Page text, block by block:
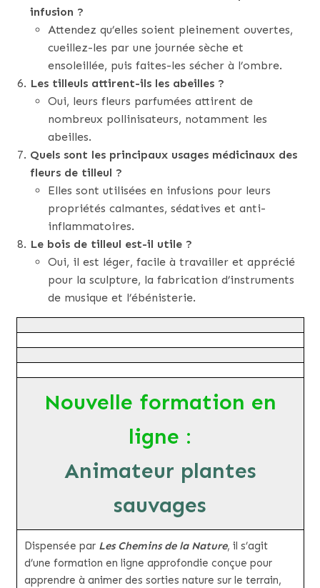
infusion ?
Attendez qu’elles soient pleinement ouvertes,
cueillez-les par une journée sèche et
ensoleillée, puis faites-les sécher à l’ombre.
Les tilleuls attirent-ils les abeilles ?
Oui, leurs fleurs parfumées attirent de
nombreux pollinisateurs, notamment les
abeilles.
Quels sont les principaux usages médicinaux des
fleurs de tilleul ?
Elles sont utilisées en infusions pour leurs
propriétés calmantes, sédatives et anti-
inflammatoires.
Le bois de tilleul est-il utile ?
Oui, il est léger, facile à travailler et apprécié
pour la sculpture, la fabrication d’instruments
de musique et l’ébénisterie.
Nouvelle formation en
ligne :
Animateur plantes
sauvages
Dispensée parLes Chemins de la Nature, il s’agit
d’une formation en ligne approfondie conçue pour
apprendre à animer des sorties nature sur le terrain,